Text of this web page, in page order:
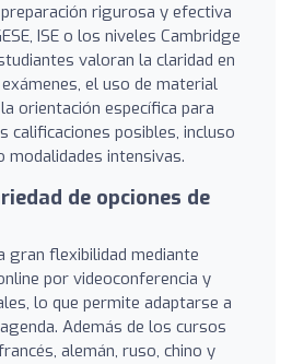
rigurosa y efectiva
ISE o los niveles Cambridge
valoran la claridad en
el uso de material
orientación específica para
calificaciones posibles, incluso
modalidades intensivas.
de opciones de
gran flexibilidad mediante
por videoconferencia y
lo que permite adaptarse a
Además de los cursos
alemán, ruso, chino y